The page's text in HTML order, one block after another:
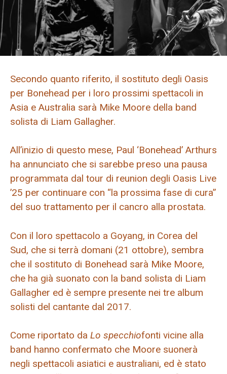
Secondo quanto riferito, il sostituto degli Oasis
per Bonehead per i loro prossimi spettacoli in
Asia e Australia sarà Mike Moore della band
solista di Liam Gallagher.
All’inizio di questo mese, Paul ‘Bonehead’ Arthurs
ha annunciato che si sarebbe preso una pausa
programmata dal tour di reunion degli Oasis Live
’25 per continuare con “la prossima fase di cura”
del suo trattamento per il cancro alla prostata.
Con il loro spettacolo a Goyang, in Corea del
Sud, che si terrà domani (21 ottobre), sembra
che il sostituto di Bonehead sarà Mike Moore,
che ha già suonato con la band solista di Liam
Gallagher ed è sempre presente nei tre album
solisti del cantante dal 2017.
Come riportato da Lo specchiofonti vicine alla
band hanno confermato che Moore suonerà
negli spettacoli asiatici e australiani, ed è stato